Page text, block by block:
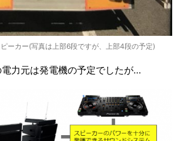
ーカー(写真は上部6段ですが、上部4段の予定)
力元は発電機の予定でしたが…